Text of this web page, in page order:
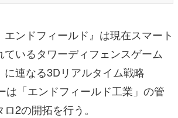
エンドフィールド』は現在スマート
ているタワーディフェンスゲーム
に連なる3Dリアルタイム戦略
は「エンドフィールド工業」の管
2の開拓を行う。